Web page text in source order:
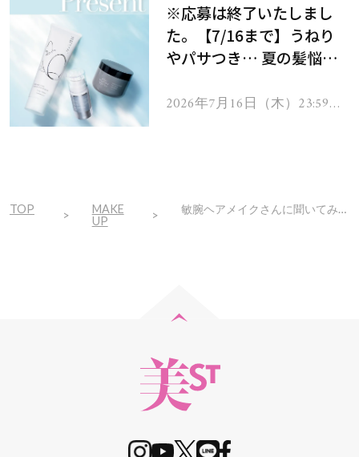
※応募は終了いたしまし
た。【7/16まで】うねり
やパサつき… 夏の髪悩み
ムを13名様にプレゼン
2026年7月16日（木）23:59ま
TOP
MAKE
UP
敏腕ヘアメイクさんに聞いてみた！「40代50代の春のトレンドメイク」とは